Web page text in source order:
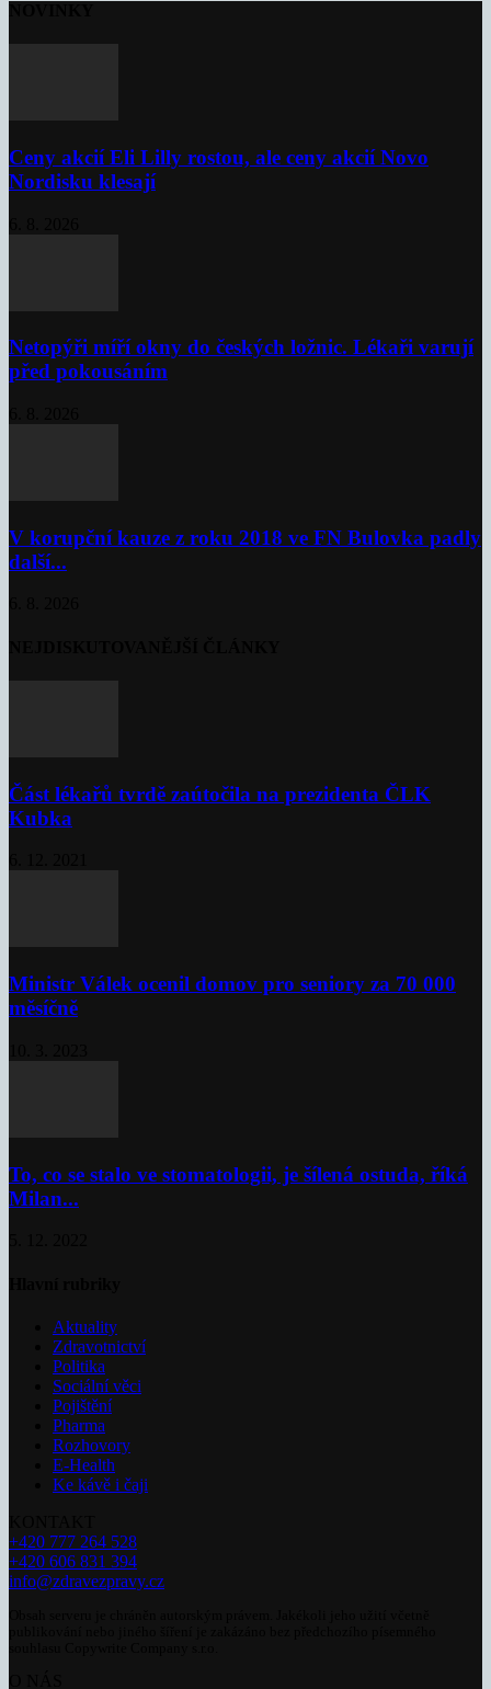
Ceny akcií Eli Lilly rostou, ale ceny akcií Novo
Nordisku klesají
Netopýři míří okny do českých ložnic. Lékaři varují
před pokousáním
V korupční kauze z roku 2018 ve FN Bulovka padly
další...
Část lékařů tvrdě zaútočila na prezidenta ČLK
Kubka
Ministr Válek ocenil domov pro seniory za 70 000
měsíčně
To, co se stalo ve stomatologii, je šílená ostuda, říká
Milan...
Aktuality
Zdravotnictví
Politika
Sociální věci
Pojištění
Pharma
Rozhovory
E-Health
Ke kávě i čaji
+420 777 264 528
+420 606 831 394
info@zdravezpravy.cz